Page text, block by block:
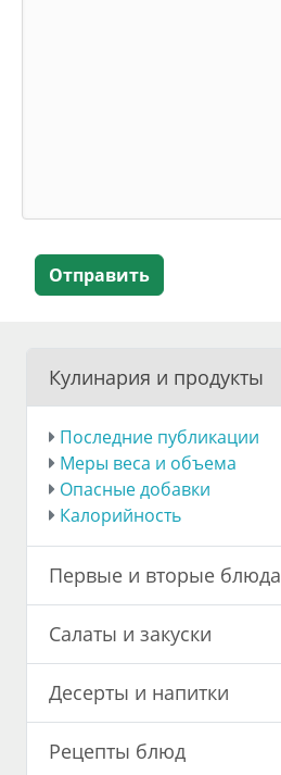
Отправить
Кулинария и продукты
Последние публикации
Меры веса и объема
Опасные добавки
Калорийность
Первые и вторые блюда
Салаты и закуски
Десерты и напитки
Рецепты блюд